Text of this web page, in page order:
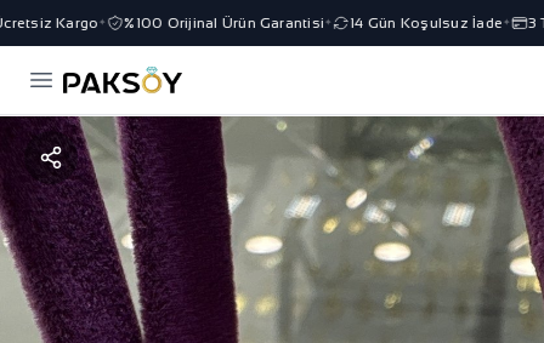
Kargo✦ %100 Orijinal Ürün Garantisi✦ 14 Gün Koşulsuz İade✦ 3